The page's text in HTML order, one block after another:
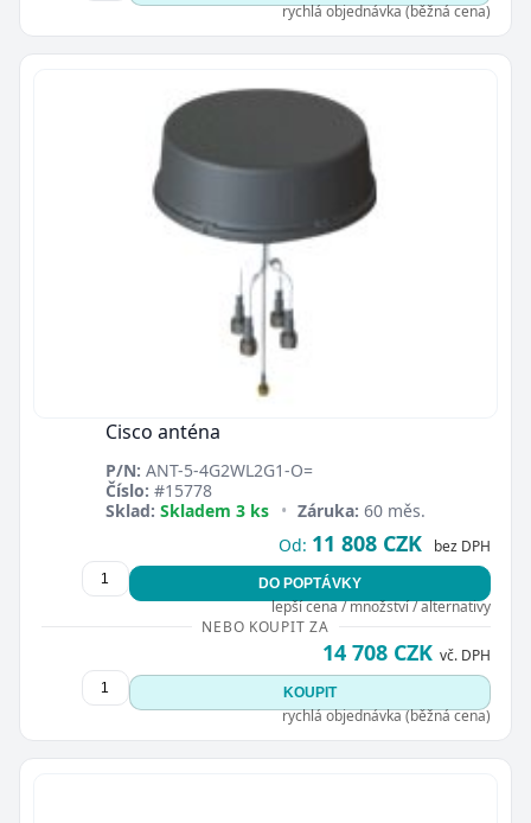
rychlá objednávka (běžná cena)
Cisco anténa
P/N: ANT-5-4G2WL2G1-O=
Číslo: #15778
Sklad: Skladem 3 ks • Záruka: 60 měs.
Od: 11 808 CZK bez DPH
DO POPTÁVKY
lepší cena / množství / alternativy
NEBO KOUPIT ZA
14 708 CZK vč. DPH
KOUPIT
rychlá objednávka (běžná cena)